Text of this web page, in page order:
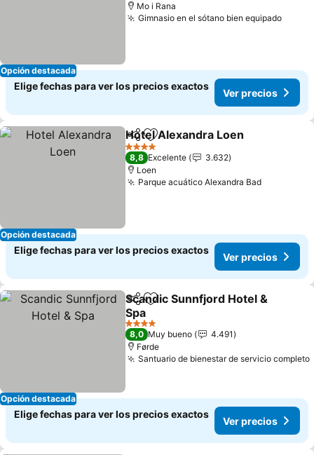
Opción destacada
Mo i Rana
Gimnasio en el sótano bien equipado
Elige fechas para ver los precios exactos
Ver precios
Opción destacada
CompartirAgregar a favoritos
Hotel Alexandra Loen
4 Estrellas
8,8 Excelente
3.632
Loen
Parque acuático Alexandra Bad
Elige fechas para ver los precios exactos
Ver precios
Opción destacada
CompartirAgregar a favoritos
Scandic Sunnfjord Hotel &
Spa
4 Estrellas
8,0 Muy bueno
4.491
Førde
Santuario de bienestar de servicio completo
Elige fechas para ver los precios exactos
Ver precios